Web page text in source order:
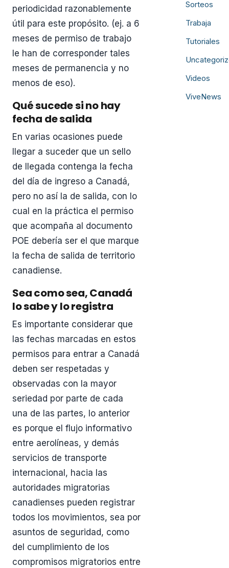
periodicidad razonablemente
útil para este propósito. (ej. a 6
meses de permiso de trabajo
le han de corresponder tales
meses de permanencia y no
menos de eso).
Qué sucede si no hay
fecha de salida
En varias ocasiones puede
llegar a suceder que un sello
de llegada contenga la fecha
del día de ingreso a Canadá,
pero no así la de salida, con lo
cual en la práctica el permiso
que acompaña al documento
POE debería ser el que marque
la fecha de salida de territorio
canadiense.
Sea como sea, Canadá
lo sabe y lo registra
Es importante considerar que
las fechas marcadas en estos
permisos para entrar a Canadá
deben ser respetadas y
observadas con la mayor
seriedad por parte de cada
una de las partes, lo anterior
es porque el flujo informativo
entre aerolíneas, y demás
servicios de transporte
internacional, hacia las
autoridades migratorias
canadienses pueden registrar
todos los movimientos, sea por
asuntos de seguridad, como
del cumplimiento de los
compromisos migratorios entre
Sorteos
Trabaja
Tutoriales
Videos
ViveNews